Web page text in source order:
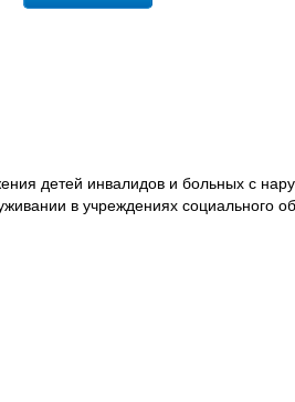
детей инвалидов и больных с
в учреждениях социального